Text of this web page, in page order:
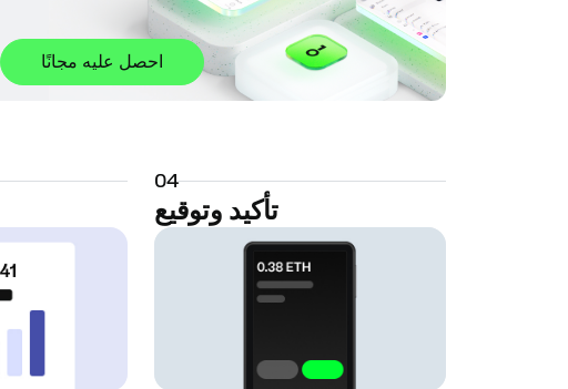
احصل عليه مجانًا
04
تأكيد وتوقيع